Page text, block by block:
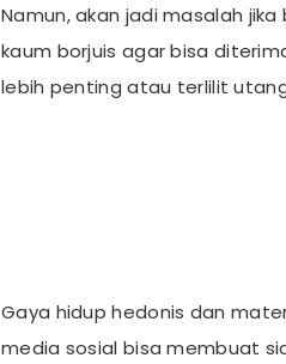
Namun, akan jadi masalah
kaum borjuis agar bisa
lebih penting atau terlilit
Gaya hidup hedonis dan
media sosial bisa membuat